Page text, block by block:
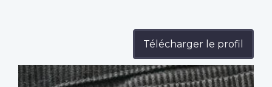
Télécharger le profil
Profile